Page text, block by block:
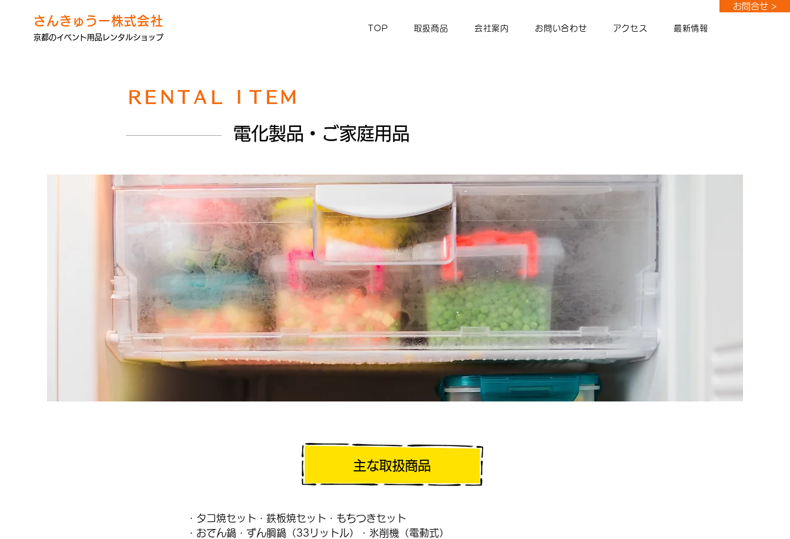
お問合せ >
さんきゅうー株式会社
京都のイベント用品レンタルショップ
TOP 取扱商品 会社案内 お問い合わせ アクセス 最新情報
ＲＥＮＴＡＬ ＩＴＥＭ
電化製品・ご家庭用品
主な取扱商品
・タコ焼セット・鉄板焼セット・もちつきセット
・おでん鍋・ずん胴鍋（33リットル）・氷削機（電動式）